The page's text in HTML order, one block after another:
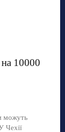
10000
можуть
Чехії